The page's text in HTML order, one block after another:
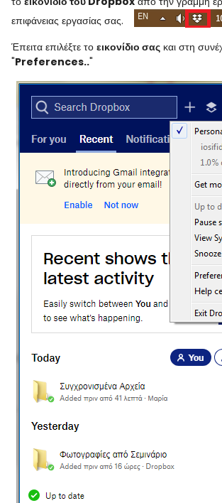
επιφάνειας εργασίας σας.
Έπειτα επιλέξτε το εικονίδιο σας και στη
"Preferences.."